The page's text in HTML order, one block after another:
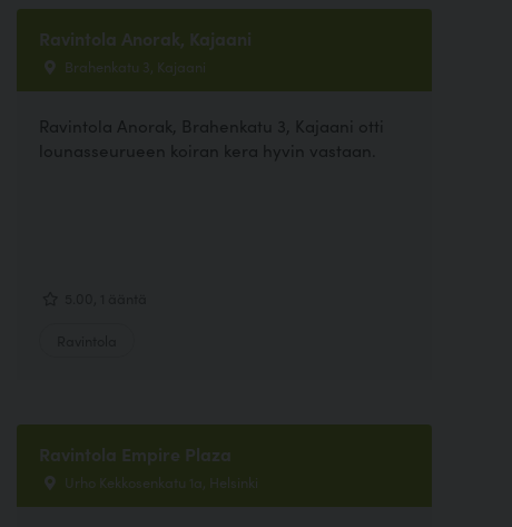
Ravintola Anorak, Kajaani
Brahenkatu 3, Kajaani
Ravintola Anorak, Brahenkatu 3, Kajaani otti
lounasseurueen koiran kera hyvin vastaan.
Ravintola Empire Plaza
Urho Kekkosenkatu 1a, Helsinki